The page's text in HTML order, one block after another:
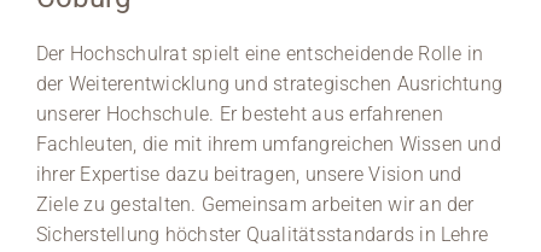
Medien
Stellenangebote
News
Veranstaltungen
Der Hochschulrat spielt eine entscheidende Rolle in
der Weiterentwicklung und strategischen Ausrichtung
unserer Hochschule. Er besteht aus erfahrenen
Fachleuten, die mit ihrem umfangreichen Wissen und
ihrer Expertise dazu beitragen, unsere Vision und
Ziele zu gestalten. Gemeinsam arbeiten wir an der
Sicherstellung höchster Qualitätsstandards in Lehre